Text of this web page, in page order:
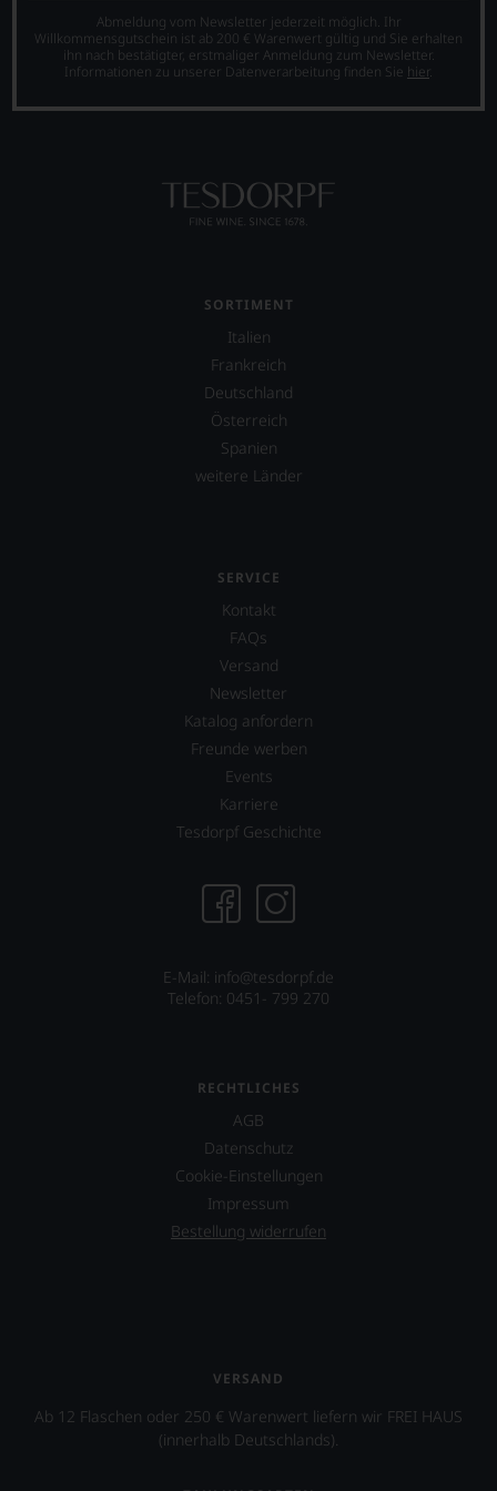
Abmeldung vom Newsletter jederzeit möglich. Ihr
Willkommensgutschein ist ab 200 € Warenwert gültig und Sie erhalten
ihn nach bestätigter, erstmaliger Anmeldung zum Newsletter.
Informationen zu unserer Datenverarbeitung finden Sie hier.
SORTIMENT
Italien
Frankreich
Deutschland
Österreich
Spanien
weitere Länder
SERVICE
Kontakt
FAQs
Versand
Newsletter
Katalog anfordern
Freunde werben
Events
Karriere
Tesdorpf Geschichte
E-Mail: info@tesdorpf.de
Telefon: 0451- 799 270
RECHTLICHES
AGB
Datenschutz
Cookie-Einstellungen
Impressum
Bestellung widerrufen
VERSAND
Ab 12 Flaschen oder 250 € Warenwert liefern wir FREI HAUS
(innerhalb Deutschlands).